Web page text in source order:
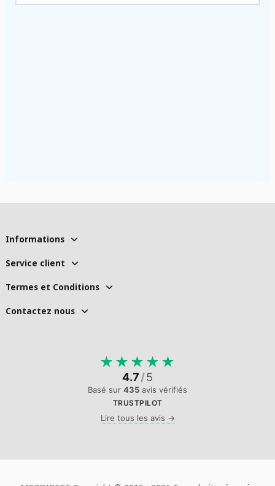
Informations
Service client
Termes et Conditions
Contactez nous
★ ★ ★ ★ ★
4.7/5
Basé sur 435 avis vérifiés
TRUSTPILOT
Lire tous les avis →